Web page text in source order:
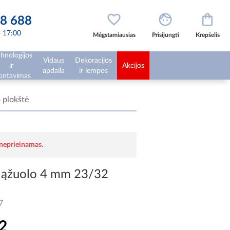
688
17:00 Mėgstamiausias Prisijungti Krepšelis
ir
Vidaus
apdaila
Dekoracijos
ir lempos
Akcijos
plokštė
ąžuolo 4 mm 23/32